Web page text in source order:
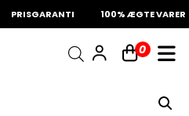
PRISGARANTI 100% ÆGTE VARER
0
60 dages returret